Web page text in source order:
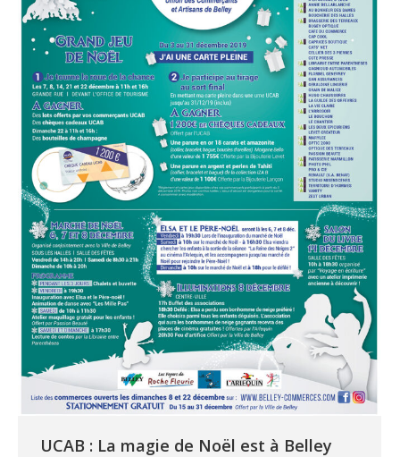
UCAB : La magie de Noël est à Belley